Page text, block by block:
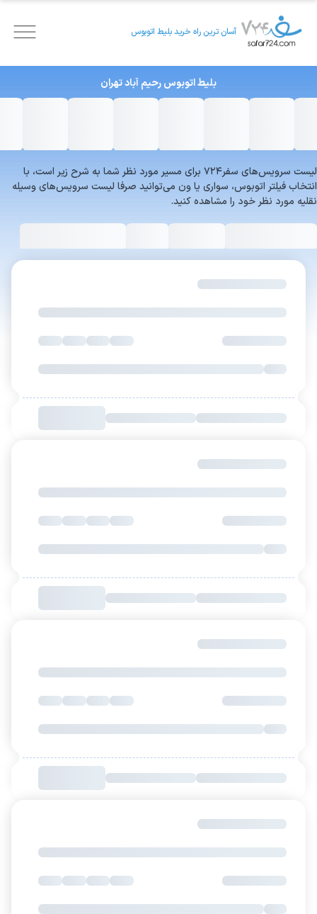
آسان ترین راه خرید بلیط اتوبوس
بلیط اتوبوسرحیم آبادتهران
لیست سرویس‌های سفر۷۲۴ برای مسیر مورد نظر شما به شرح زیر است، با
انتخاب فیلتر اتوبوس، سواری یا ون می‌توانید صرفا لیست سرویس‌های وسیله
نقلیه مورد نظر خود را مشاهده کنید.